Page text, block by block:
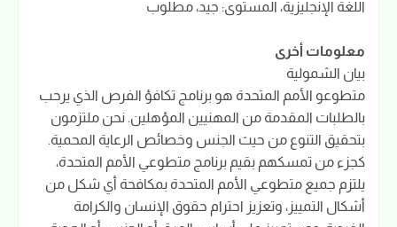
اللغة الإنجليزية، المستوى: جيد، مطلوب
معلومات أخرى
بيان الشمولية
متطوعو الأمم المتحدة هو برنامج تكافؤ الفرص الذي يرحب
بالطلبات المقدمة من المهنيين المؤهلين. نحن ملتزمون
بتحقيق التنوع من حيث الجنس وخصائص الرعاية المحمية.
كجزء من تمسكهم بقيم برنامج متطوعي الأمم المتحدة،
يلتزم جميع متطوعي الأمم المتحدة بمكافحة أي شكل من
أشكال التمييز، وتعزيز احترام حقوق الإنسان والكرامة